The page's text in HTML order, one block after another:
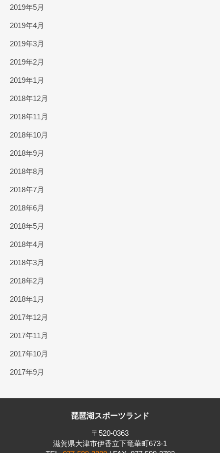
2019年5月
2019年4月
2019年3月
2019年2月
2019年1月
2018年12月
2018年11月
2018年10月
2018年9月
2018年8月
2018年7月
2018年6月
2018年5月
2018年4月
2018年3月
2018年2月
2018年1月
2017年12月
2017年11月
2017年10月
2017年9月
琵琶湖スポーツランド
〒520-0363
滋賀県大津市伊香立下竜華町673-1